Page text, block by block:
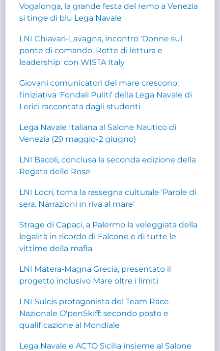
Vogalonga, la grande festa del remo a Venezia
si tinge di blu Lega Navale
LNI Chiavari-Lavagna, incontro 'Donne sul
ponte di comando. Rotte di lettura e
leadership' con WISTA Italy
Giovani comunicatori del mare crescono:
l'iniziativa 'Fondali Puliti' della Lega Navale di
Lerici raccontata dagli studenti
Lega Navale Italiana al Salone Nautico di
Venezia (29 maggio-2 giugno)
LNI Bacoli, conclusa la seconda edizione della
Regata delle Rose
LNI Locri, torna la rassegna culturale 'Parole di
sera. Narrazioni in riva al mare'
Strage di Capaci, a Palermo la veleggiata della
legalità in ricordo di Falcone e di tutte le
vittime della mafia
LNI Matera-Magna Grecia, presentato il
progetto inclusivo Mare oltre i limiti
LNI Sulcis protagonista del Team Race
Nazionale O'penSkiff: secondo posto e
qualificazione al Mondiale
Lega Navale e ACTO Sicilia insieme al Salone